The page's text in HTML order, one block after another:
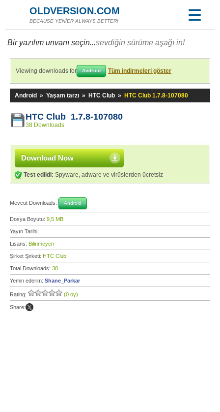
OLDVERSION.COM
BECAUSE YENİER ALWAYS BETTER!
Bir yazılım unvanı seçin...sevdiğin sürüme aşağı in!
Viewing downloads for Android Tüm indirmeleri göster
Android » Yaşam tarzı » HTC Club » HTC Club 1.7.8-107080
HTC Club 1.7.8-107080
38 Downloads
Download Now
Test edildi: Spyware, adware ve virüslerden ücretsiz
Mevcut Downloads: Android
Dosya Boyutu: 9,5 MB
Yayın Tarihi:
Lisans: Bilinmeyen
Şirket Şirketi: HTC Club
Total Downloads: 38
Yemin ederim: Shane_Parkar
Rating: (0 oy)
Share: